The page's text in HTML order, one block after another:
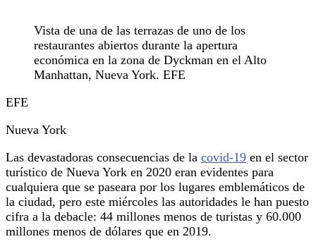
Vista de una de las terrazas de uno de los
restaurantes abiertos durante la apertura
económica en la zona de Dyckman en el Alto
Manhattan, Nueva York. EFE
EFE
Nueva York
Las devastadoras consecuencias de la covid-19 en el sector
turístico de Nueva York en 2020 eran evidentes para
cualquiera que se paseara por los lugares emblemáticos de
la ciudad, pero este miércoles las autoridades le han puesto
cifra a la debacle: 44 millones menos de turistas y 60.000
millones menos de dólares que en 2019.